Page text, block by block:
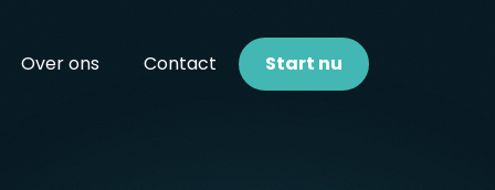
Over ons Contact Start nu